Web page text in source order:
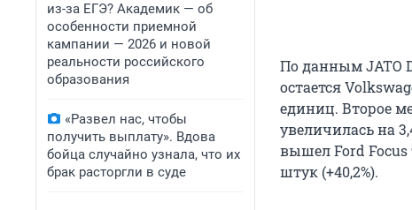
из-за ЕГЭ? Академик — об
особенности приемной
кампании — 2026 и новой
реальности российского
образования
«Развел нас, чтобы
получить выплату». Вдова
бойца случайно узнала, что их
брак расторгли в суде
По данным JATO
остается
единиц. Второе
увеличилась на
вышел Ford Focus
штук (+40,2%).